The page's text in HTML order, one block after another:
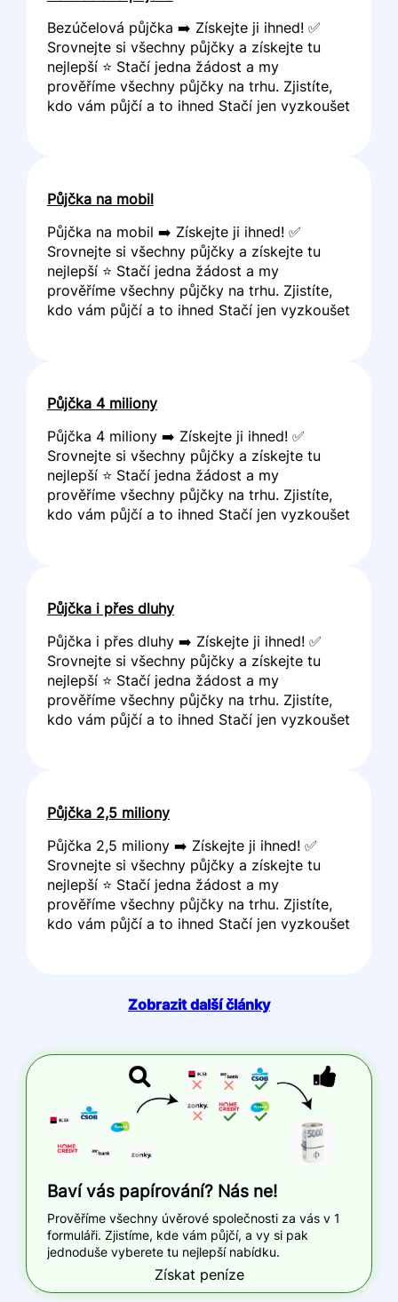
Bezúčelová půjčka ➡️ Získejte ji ihned! ✅
Srovnejte si všechny půjčky a získejte tu
nejlepší ⭐ Stačí jedna žádost a my
prověříme všechny půjčky na trhu. Zjistíte,
kdo vám půjčí a to ihned Stačí jen vyzkoušet
Půjčka na mobil
Půjčka na mobil ➡️ Získejte ji ihned! ✅
Srovnejte si všechny půjčky a získejte tu
nejlepší ⭐ Stačí jedna žádost a my
prověříme všechny půjčky na trhu. Zjistíte,
kdo vám půjčí a to ihned Stačí jen vyzkoušet
Půjčka 4 miliony
Půjčka 4 miliony ➡️ Získejte ji ihned! ✅
Srovnejte si všechny půjčky a získejte tu
nejlepší ⭐ Stačí jedna žádost a my
prověříme všechny půjčky na trhu. Zjistíte,
kdo vám půjčí a to ihned Stačí jen vyzkoušet
Půjčka i přes dluhy
Půjčka i přes dluhy ➡️ Získejte ji ihned! ✅
Srovnejte si všechny půjčky a získejte tu
nejlepší ⭐ Stačí jedna žádost a my
prověříme všechny půjčky na trhu. Zjistíte,
kdo vám půjčí a to ihned Stačí jen vyzkoušet
Půjčka 2,5 miliony
Půjčka 2,5 miliony ➡️ Získejte ji ihned! ✅
Srovnejte si všechny půjčky a získejte tu
nejlepší ⭐ Stačí jedna žádost a my
prověříme všechny půjčky na trhu. Zjistíte,
kdo vám půjčí a to ihned Stačí jen vyzkoušet
Zobrazit další články
Baví vás papírování? Nás ne!
Prověříme všechny úvěrové společnosti za vás v 1
formuláři. Zjistíme, kde vám půjčí, a vy si pak
jednoduše vyberete tu nejlepší nabídku.
Získat peníze